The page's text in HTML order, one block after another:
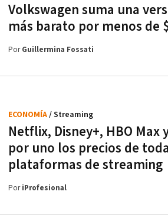
Volkswagen suma una
más barato por menos de
PorGuillermina Fossati
Netflix, Disney+, HBO Max
por uno los precios de
plataformas de streaming
ECONOMÍA/ Streaming
PoriProfesional